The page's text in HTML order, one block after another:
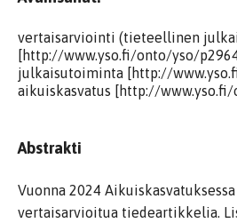
vertaisarviointi (tieteellinen
[http://www.yso.fi/onto/yso/
julkaisutoiminta [http://
aikuiskasvatus [http://
Abstrakti
Vuonna 2024
vertaisarvioitua tiedeartikkelia.